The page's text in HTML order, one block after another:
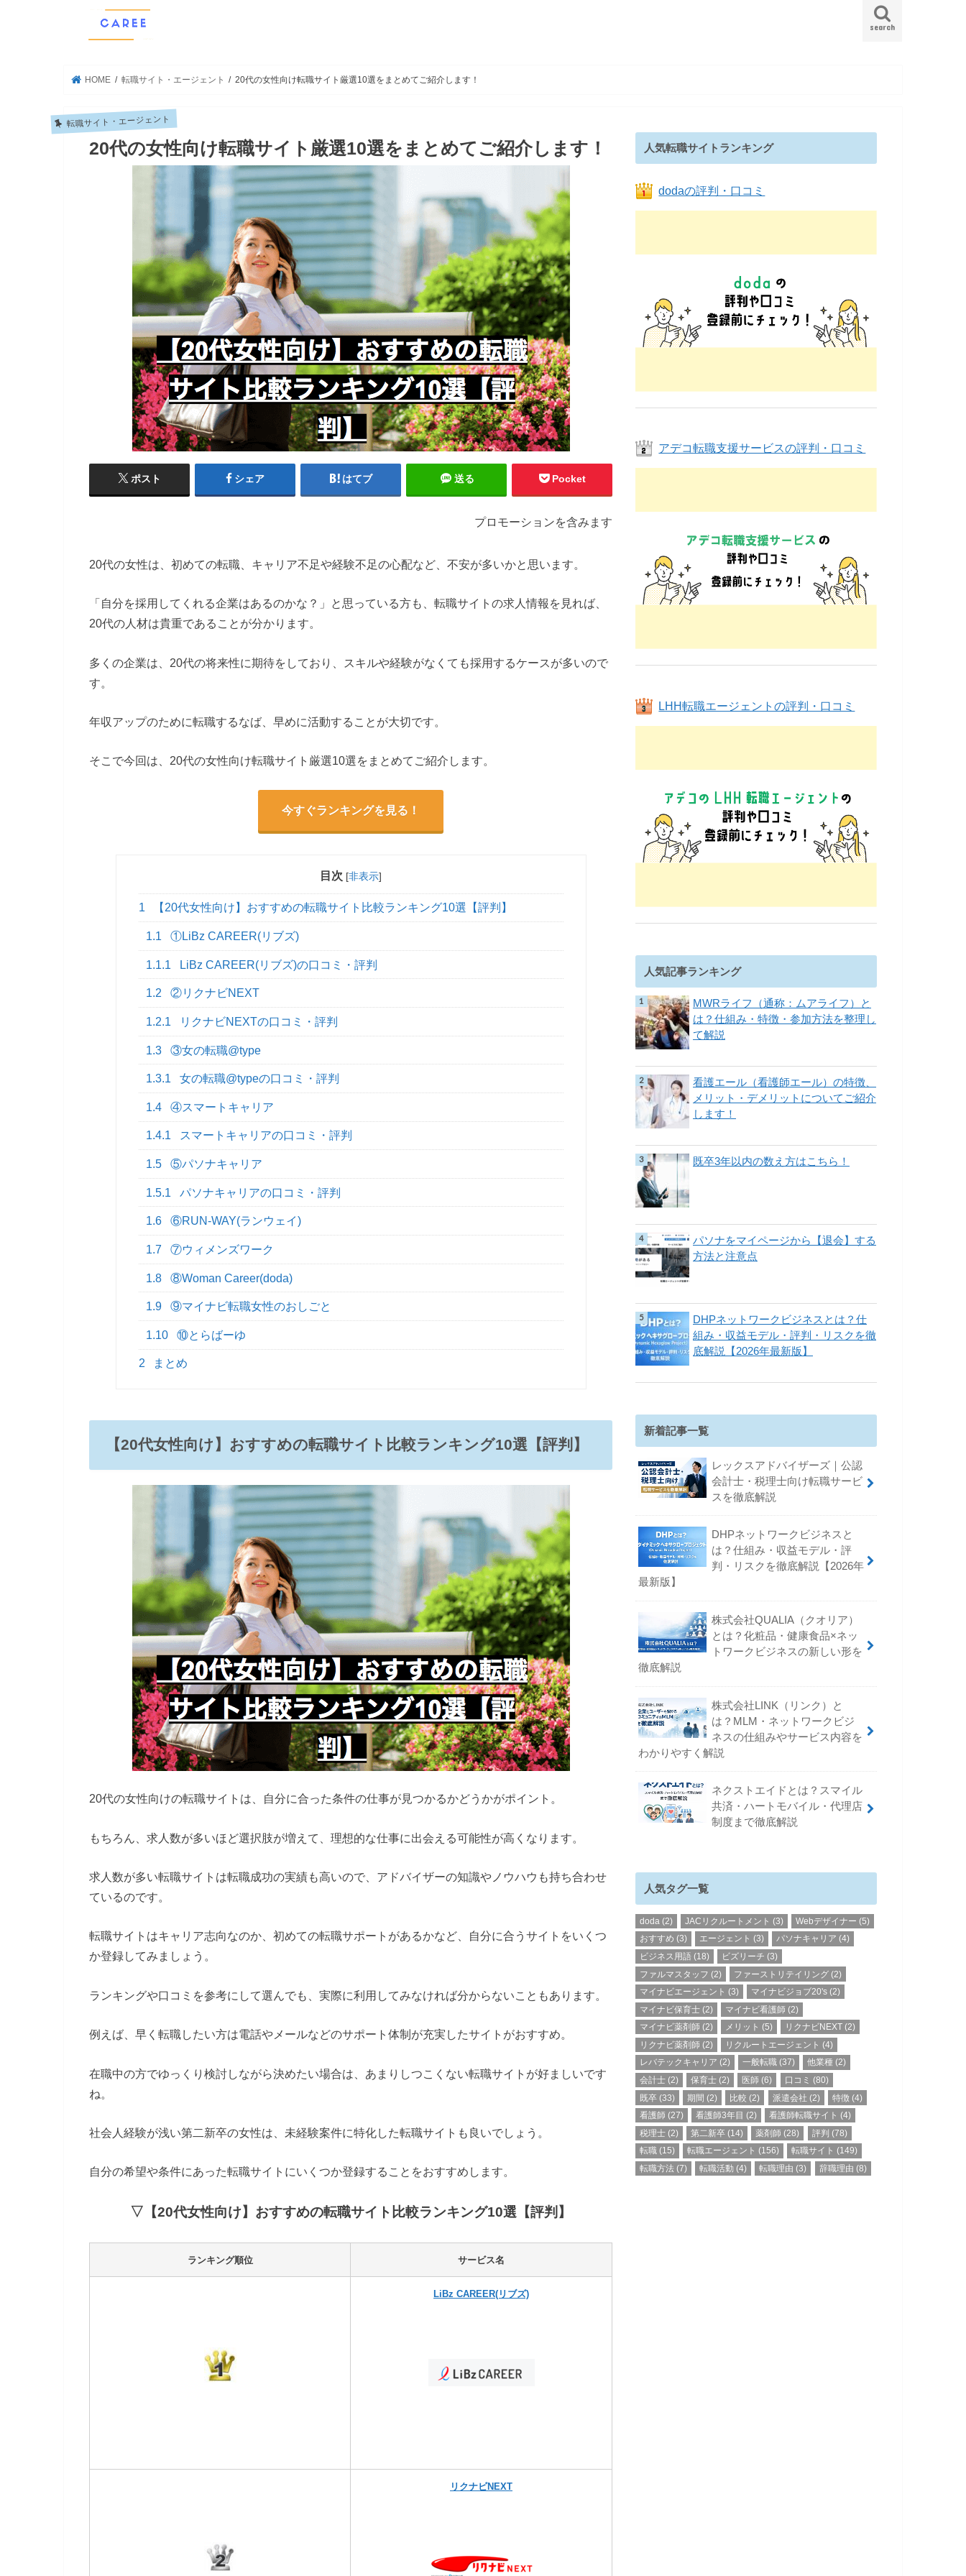
search
HOME 転職サイト・エージェント 20代の女性向け転職サイト厳選10選をまとめてご紹介します！
転職サイト・エージェント
20代の女性向け転職サイト厳選10選をまとめてご紹介します！
ポスト シェア はてブ 送る Pocket
プロモーションを含みます
20代の女性は、初めての転職、キャリア不足や経験不足の心配など、不安が多いかと思います。
「自分を採用してくれる企業はあるのかな？」と思っている方も、転職サイトの求人情報を見れば、
20代の人材は貴重であることが分かります。
多くの企業は、20代の将来性に期待をしており、スキルや経験がなくても採用するケースが多いので
す。
年収アップのために転職するなば、早めに活動することが大切です。
そこで今回は、20代の女性向け転職サイト厳選10選をまとめてご紹介します。
今すぐランキングを見る！
目次 [非表示]
1 【20代女性向け】おすすめの転職サイト比較ランキング10選【評判】
1.1 ①LiBz CAREER(リブズ)
1.1.1 LiBz CAREER(リブズ)の口コミ・評判
1.2 ②リクナビNEXT
1.2.1 リクナビNEXTの口コミ・評判
1.3 ③女の転職@type
1.3.1 女の転職@typeの口コミ・評判
1.4 ④スマートキャリア
1.4.1 スマートキャリアの口コミ・評判
1.5 ⑤パソナキャリア
1.5.1 パソナキャリアの口コミ・評判
1.6 ⑥RUN-WAY(ランウェイ)
1.7 ⑦ウィメンズワーク
1.8 ⑧Woman Career(doda)
1.9 ⑨マイナビ転職女性のおしごと
1.10 ⑩とらばーゆ
2 まとめ
【20代女性向け】おすすめの転職サイト比較ランキング10選【評判】
20代の女性向けの転職サイトは、自分に合った条件の仕事が見つかるかどうかがポイント。
もちろん、求人数が多いほど選択肢が増えて、理想的な仕事に出会える可能性が高くなります。
求人数が多い転職サイトは転職成功の実績も高いので、アドバイザーの知識やノウハウも持ち合わせ
ているのです。
転職サイトはキャリア志向なのか、初めての転職サポートがあるかなど、自分に合うサイトをいくつ
か登録してみましょう。
ランキングや口コミを参考にして選んでも、実際に利用してみなければ分からないこともあります。
例えば、早く転職したい方は電話やメールなどのサポート体制が充実したサイトがおすすめ。
在職中の方でゆっくり検討しながら決めたい場合は、あまりしつこくない転職サイトが好ましいです
ね。
社会人経験が浅い第二新卒の女性は、未経験案件に特化した転職サイトも良いでしょう。
自分の希望や条件にあった転職サイトにいくつか登録することをおすすめします。
▽【20代女性向け】おすすめの転職サイト比較ランキング10選【評判】
ランキング順位 サービス名
LiBz CAREER(リブズ)
リクナビNEXT
人気転職サイトランキング
dodaの評判・口コミ
アデコ転職支援サービスの評判・口コミ
LHH転職エージェントの評判・口コミ
人気記事ランキング
MWRライフ（通称：ムアライフ）と
は？仕組み・特徴・参加方法を整理し
て解説
看護エール（看護師エール）の特徴、
メリット・デメリットについてご紹介
します！
既卒3年以内の数え方はこちら！
パソナをマイページから【退会】する
方法と注意点
DHPネットワークビジネスとは？仕
組み・収益モデル・評判・リスクを徹
底解説【2026年最新版】
新着記事一覧
レックスアドバイザーズ｜公認
会計士・税理士向け転職サービ
スを徹底解説
DHPネットワークビジネスと
は？仕組み・収益モデル・評
判・リスクを徹底解説【2026年
最新版】
株式会社QUALIA（クオリア）
とは？化粧品・健康食品×ネッ
トワークビジネスの新しい形を
徹底解説
株式会社LINK（リンク）と
は？MLM・ネットワークビジ
ネスの仕組みやサービス内容を
わかりやすく解説
ネクストエイドとは？スマイル
共済・ハートモバイル・代理店
制度まで徹底解説
人気タグ一覧
doda (2) JACリクルートメント (3) Webデザイナー (5)
おすすめ (3) エージェント (3) パソナキャリア (4)
ビジネス用語 (18) ビズリーチ (3)
ファルマスタッフ (2) ファーストリテイリング (2)
マイナビエージェント (3) マイナビジョブ20's (2)
マイナビ保育士 (2) マイナビ看護師 (2)
マイナビ薬剤師 (2) メリット (5) リクナビNEXT (2)
リクナビ薬剤師 (2) リクルートエージェント (4)
レバテックキャリア (2) 一般転職 (37) 他業種 (2)
会計士 (2) 保育士 (2) 医師 (6) 口コミ (80)
既卒 (33) 期間 (2) 比較 (2) 派遣会社 (2) 特徴(4)
看護師 (27) 看護師3年目 (2) 看護師転職サイト (4)
税理士 (2) 第二新卒 (14) 薬剤師 (28) 評判 (78)
転職 (15) 転職エージェント (156) 転職サイト (149)
転職方法 (7) 転職活動 (4) 転職理由 (3) 辞職理由 (8)